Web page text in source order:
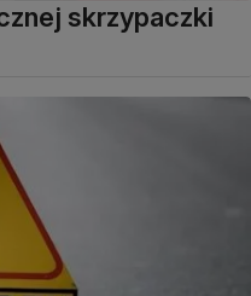
skrzypaczki